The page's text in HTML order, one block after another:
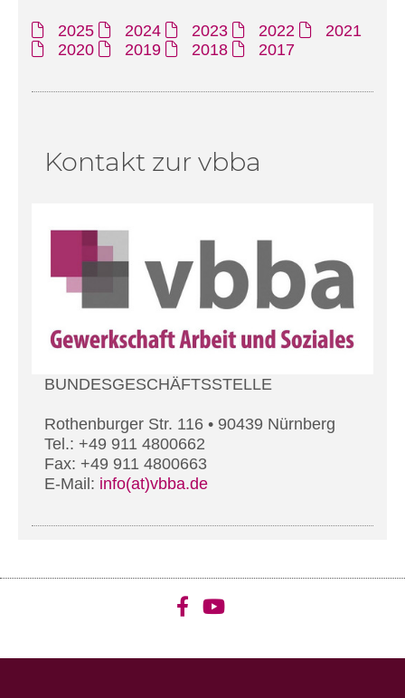
2025 2024 2023 2022
2021
2020
2019 2018 2017
Kontakt zur vbba
BUNDESGESCHÄFTSSTELLE
Rothenburger Str. 116 • 90439 Nürnberg
Tel.: +49 911 4800662
Fax: +49 911 4800663
E-Mail: info(at)vbba.de